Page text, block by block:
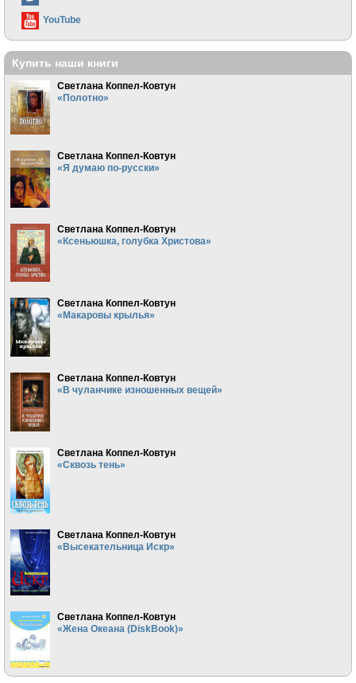
YouTube
Купить наши книги
Светлана Коппел-Ковтун
«Полотно»
Светлана Коппел-Ковтун
«Я думаю по-русски»
Светлана Коппел-Ковтун
«Ксеньюшка, голубка Христова»
Светлана Коппел-Ковтун
«Макаровы крылья»
Светлана Коппел-Ковтун
«В чуланчике изношенных вещей»
Светлана Коппел-Ковтун
«Сквозь тень»
Светлана Коппел-Ковтун
«Высекательница Искр»
Светлана Коппел-Ковтун
«Жена Океана (DiskBook)»